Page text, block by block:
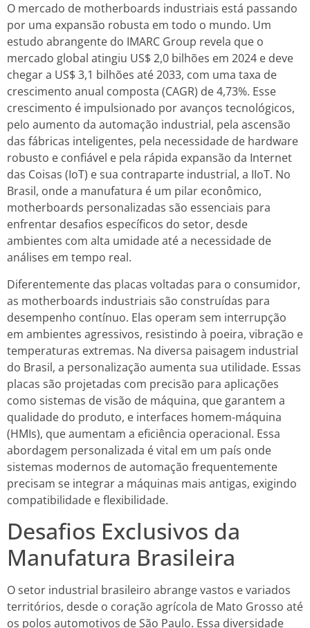
O mercado de motherboards industriais está passando
por uma expansão robusta em todo o mundo. Um
estudo abrangente do IMARC Group revela que o
mercado global atingiu US$ 2,0 bilhões em 2024 e deve
chegar a US$ 3,1 bilhões até 2033, com uma taxa de
crescimento anual composta (CAGR) de 4,73%. Esse
crescimento é impulsionado por avanços tecnológicos,
pelo aumento da automação industrial, pela ascensão
das fábricas inteligentes, pela necessidade de hardware
robusto e confiável e pela rápida expansão da Internet
das Coisas (IoT) e sua contraparte industrial, a IIoT. No
Brasil, onde a manufatura é um pilar econômico,
motherboards personalizadas são essenciais para
enfrentar desafios específicos do setor, desde
ambientes com alta umidade até a necessidade de
análises em tempo real.
Diferentemente das placas voltadas para o consumidor,
as motherboards industriais são construídas para
desempenho contínuo. Elas operam sem interrupção
em ambientes agressivos, resistindo à poeira, vibração e
temperaturas extremas. Na diversa paisagem industrial
do Brasil, a personalização aumenta sua utilidade. Essas
placas são projetadas com precisão para aplicações
como sistemas de visão de máquina, que garantem a
qualidade do produto, e interfaces homem-máquina
(HMIs), que aumentam a eficiência operacional. Essa
abordagem personalizada é vital em um país onde
sistemas modernos de automação frequentemente
precisam se integrar a máquinas mais antigas, exigindo
compatibilidade e flexibilidade.
Desafios Exclusivos da
Manufatura Brasileira
O setor industrial brasileiro abrange vastos e variados
territórios, desde o coração agrícola de Mato Grosso até
os polos automotivos de São Paulo. Essa diversidade